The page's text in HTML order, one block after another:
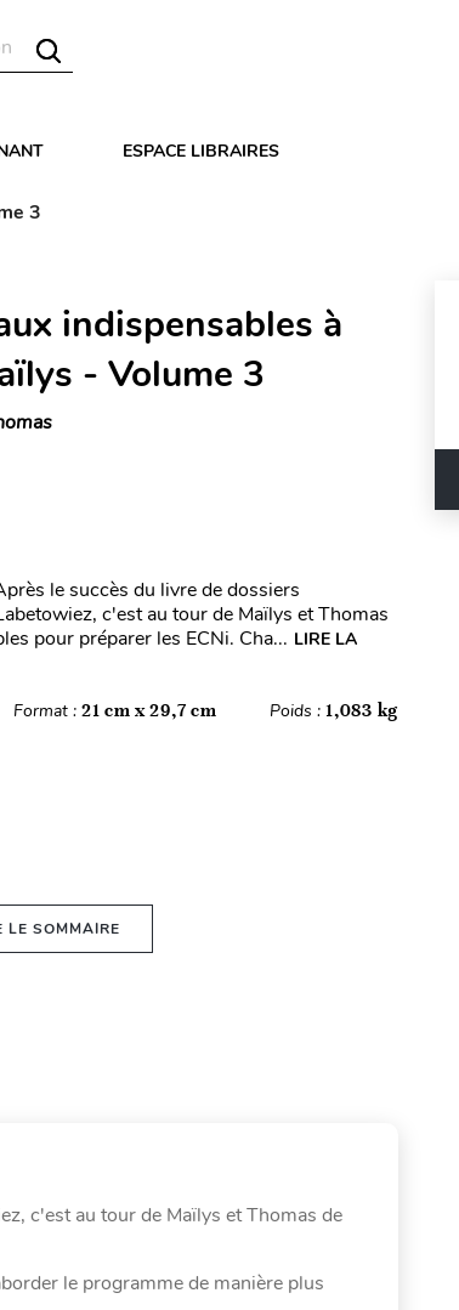
ESPACE LIBRAIRES
3
indispensables à
- Volume 3
le succès du livre de dossiers
c'est au tour de Maïlys et Thomas
pour préparer les ECNi. Cha... LIRE LA
Format : 21 cm x 29,7 cm Poids :1,083 kg
LE SOMMAIRE
c'est au tour de Maïlys et Thomas de
le programme de manière plus